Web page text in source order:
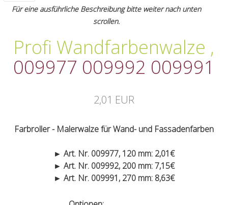
Für eine ausführliche Beschreibung bitte weiter nach unten
scrollen.
Profi Wandfarbenwalze ,
009977 009992 009991
2,01 EUR
Farbroller - Malerwalze für Wand- und Fassadenfarben
► Art. Nr. 009977, 120 mm: 2,01€
► Art. Nr. 009992, 200 mm: 7,15€
► Art. Nr. 009991, 270 mm: 8,63€